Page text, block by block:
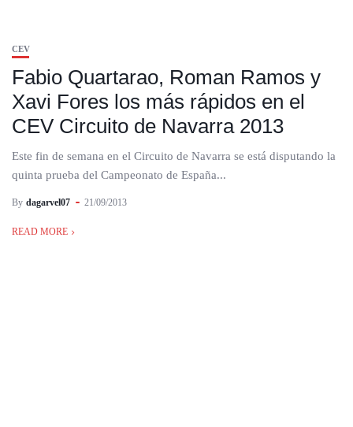
CEV
Fabio Quartarao, Roman Ramos y
Xavi Fores los más rápidos en el
CEV Circuito de Navarra 2013
Este fin de semana en el Circuito de Navarra se está disputando la
quinta prueba del Campeonato de España...
By dagarvel07 21/09/2013
READ MORE